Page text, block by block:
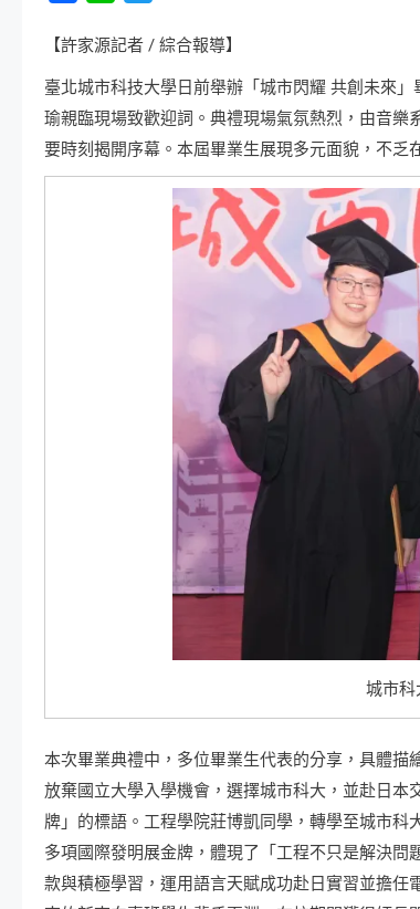
【許家源記者 / 綜合報導】
臺北城市科技大學日前舉辦「城市閃耀 共創未來
瑜親臨現場致歡迎詞。典禮現場氣氛熱烈，由音
要時刻揭開序幕。本屆畢業生展現多元面貌，不乏
城市科
本次畢業典禮中，多位畢業生代表的分享，具體
放棄國立大學入學機會，選擇城市科大，並赴日
牌」的標語。工程學院莊博凱同學，轉學至城市
多項國際發明展金牌，體現了「工程不只是解決
款與積極學習，運用語言天賦成功赴日實習並擔